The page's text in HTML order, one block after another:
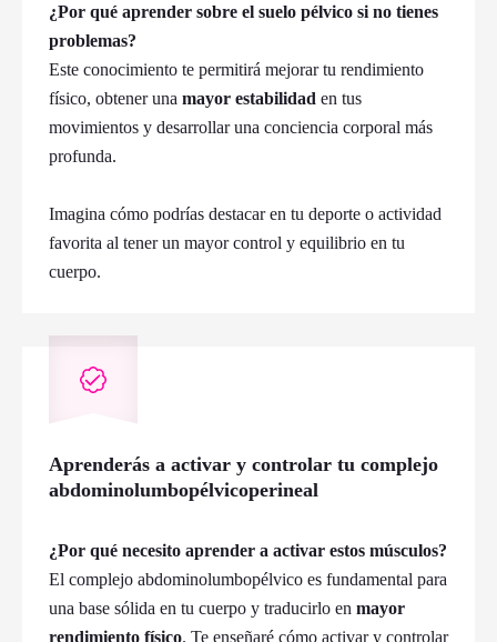
¿Por qué aprender sobre el suelo pélvico si no tienes
problemas?
Este conocimiento te permitirá mejorar tu rendimiento
físico, obtener una mayor estabilidad en tus
movimientos y desarrollar una conciencia corporal más
profunda.
Imagina cómo podrías destacar en tu deporte o actividad
favorita al tener un mayor control y equilibrio en tu
cuerpo.
Aprenderás a activar y controlar tu complejo
abdominolumbopélvicoperineal
¿Por qué necesito aprender a activar estos músculos?
El complejo abdominolumbopélvico es fundamental para
una base sólida en tu cuerpo y traducirlo en mayor
rendimiento físico. Te enseñaré cómo activar y controlar